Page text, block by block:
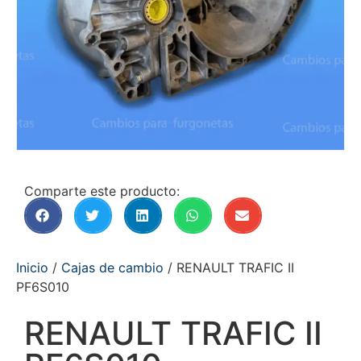
Comparte este producto:
Inicio / Cajas de cambio / RENAULT TRAFIC II
PF6S010
RENAULT TRAFIC II